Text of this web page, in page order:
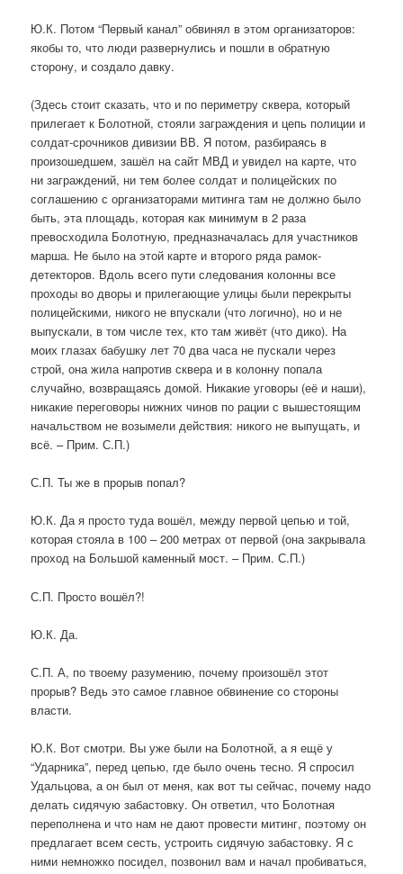
Ю.К. Потом “Первый канал” обвинял в этом организаторов:
якобы то, что люди развернулись и пошли в обратную
сторону, и создало давку.
(Здесь стоит сказать, что и по периметру сквера, который
прилегает к Болотной, стояли заграждения и цепь полиции и
солдат-срочников дивизии ВВ. Я потом, разбираясь в
произошедшем, зашёл на сайт МВД и увидел на карте, что
ни заграждений, ни тем более солдат и полицейских по
соглашению с организаторами митинга там не должно было
быть, эта площадь, которая как минимум в 2 раза
превосходила Болотную, предназначалась для участников
марша. Не было на этой карте и второго ряда рамок-
детекторов. Вдоль всего пути следования колонны все
проходы во дворы и прилегающие улицы были перекрыты
полицейскими, никого не впускали (что логично), но и не
выпускали, в том числе тех, кто там живёт (что дико). На
моих глазах бабушку лет 70 два часа не пускали через
строй, она жила напротив сквера и в колонну попала
случайно, возвращаясь домой. Никакие уговоры (её и наши),
никакие переговоры нижних чинов по рации с вышестоящим
начальством не возымели действия: никого не выпущать, и
всё. – Прим. С.П.)
С.П. Ты же в прорыв попал?
Ю.К. Да я просто туда вошёл, между первой цепью и той,
которая стояла в 100 – 200 метрах от первой (она закрывала
проход на Большой каменный мост. – Прим. С.П.)
С.П. Просто вошёл?!
Ю.К. Да.
С.П. А, по твоему разумению, почему произошёл этот
прорыв? Ведь это самое главное обвинение со стороны
власти.
Ю.К. Вот смотри. Вы уже были на Болотной, а я ещё у
“Ударника”, перед цепью, где было очень тесно. Я спросил
Удальцова, а он был от меня, как вот ты сейчас, почему надо
делать сидячую забастовку. Он ответил, что Болотная
переполнена и что нам не дают провести митинг, поэтому он
предлагает всем сесть, устроить сидячую забастовку. Я с
ними немножко посидел, позвонил вам и начал пробиваться,